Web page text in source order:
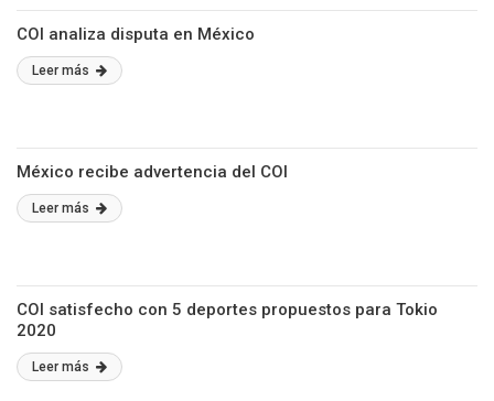
COI analiza disputa en México
Leer más
México recibe advertencia del COI
Leer más
COI satisfecho con 5 deportes propuestos para Tokio
2020
Leer más